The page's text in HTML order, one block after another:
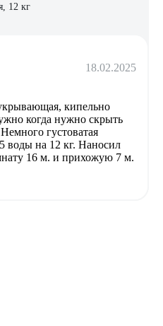
12 кг
18.02.2025
кипельно
когда нужно скрыть
густоватая
воды на 12 кг. Наносил
16 м. и прихожую 7 м.